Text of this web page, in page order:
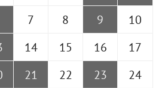
7 8 9
10
14 15 16
17
21 22 23
24